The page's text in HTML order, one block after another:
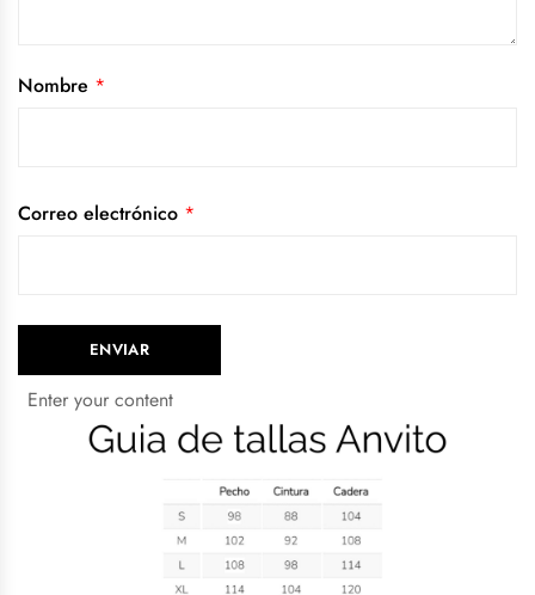
Nombre *
Correo electrónico *
Enter your content